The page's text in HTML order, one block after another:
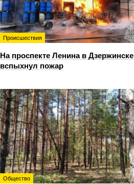
Происшествия
На проспекте Ленина в Дзержинске
вспыхнул пожар
Общество